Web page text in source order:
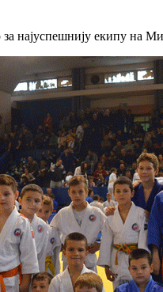
за најуспешнију екипу на